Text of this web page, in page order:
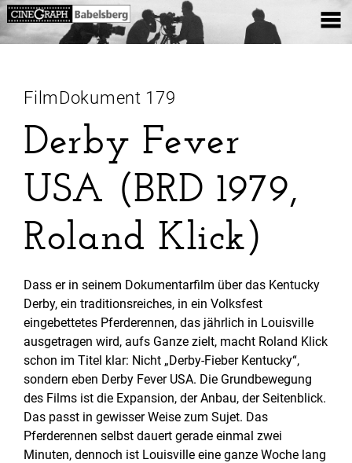
FilmDokument 179
Derby Fever
USA (BRD 1979,
Roland Klick)
Dass er in seinem Dokumentarfilm über das Kentucky
Derby, ein traditionsreiches, in ein Volksfest
eingebettetes Pferderennen, das jährlich in Louisville
ausgetragen wird, aufs Ganze zielt, macht Roland Klick
schon im Titel klar: Nicht „Derby-Fieber Kentucky“,
sondern eben Derby Fever USA. Die Grundbewegung
des Films ist die Expansion, der Anbau, der Seitenblick.
Das passt in gewisser Weise zum Sujet. Das
Pferderennen selbst dauert gerade einmal zwei
Minuten, dennoch ist Louisville eine ganze Woche lang